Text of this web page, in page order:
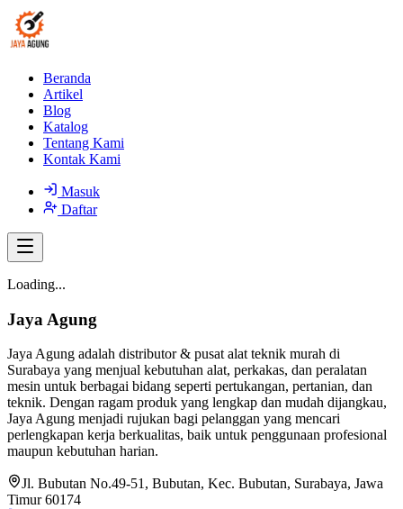
Beranda
Artikel
Blog
Katalog
Tentang Kami
Kontak Kami
Masuk
Daftar
Loading...
Jaya Agung
Jaya Agung adalah distributor & pusat alat teknik murah di
Surabaya yang menjual kebutuhan alat, perkakas, dan peralatan
mesin untuk berbagai bidang seperti pertukangan, pertanian, dan
teknik. Dengan ragam produk yang lengkap dan mudah dijangkau,
Jaya Agung menjadi rujukan bagi pelanggan yang mencari
perlengkapan kerja berkualitas, baik untuk penggunaan profesional
maupun kebutuhan harian.
Jl. Bubutan No.49-51, Bubutan, Kec. Bubutan, Surabaya, Jawa
Timur 60174